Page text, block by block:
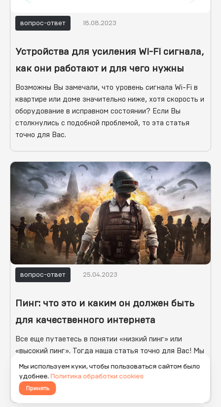
вопрос-ответ 18.08.2023
Устройства для усиления Wi-Fi сигнала,
как они работают и для чего нужны
Возможны Вы замечали, что уровень сигнала Wi-Fi в
квартире или доме значительно ниже, хотя скорость и
оборудование в исправном состоянии? Если Вы
столкнулись с подобной проблемой, то эта статья
точно для Вас.
вопрос-ответ 25.04.2023
Пинг: что это и каким он должен быть
для качественного интернета
Все еще путаетесь в понятии «низкий пинг» или
«высокий пинг». Тогда наша статья точно для Вас! Мы
2КОМ собрали самые популярные запросы и разобрали
простым языком, чтобы наши абоненты более не
переживали о том, что же все таки такое «пинг».
Мы используем куки, чтобы пользоваться сайтом было
удобнее. Политика обработки cookies
Принять